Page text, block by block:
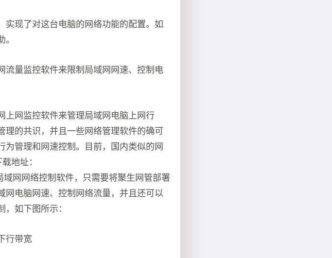
实现了对这台电脑的网络功能的配置。如
流量监控软件来限制局域网网速、控制电
上网监控软件来管理局域网电脑上网行
的共识，并且一些网络管理软件的确可
为管理和网速控制。目前，国内类似的网
地址：
域网网络控制软件，只需要将聚生网管部署
网电脑网速、控制网络流量，并且还可以
如下图所示：
行带宽